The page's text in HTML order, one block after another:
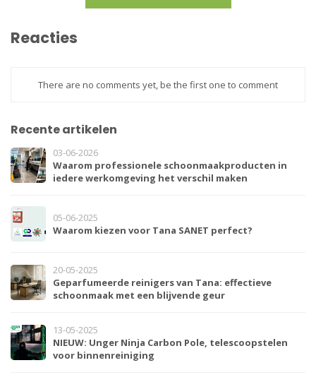
Reacties
There are no comments yet, be the first one to comment
Recente artikelen
03-06-2026
Waarom professionele schoonmaakproducten in
iedere werkomgeving het verschil maken
05-06-2025
Waarom kiezen voor Tana SANET perfect?
20-05-2025
Geparfumeerde reinigers van Tana: effectieve
schoonmaak met een blijvende geur
13-05-2025
NIEUW: Unger Ninja Carbon Pole, telescoopstelen
voor binnenreiniging